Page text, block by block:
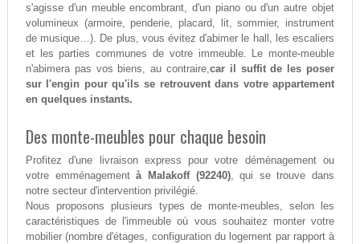
s'agisse d'un meuble encombrant, d'un piano ou d'un autre objet
volumineux (armoire, penderie, placard, lit, sommier, instrument
de musique…). De plus, vous évitez d'abimer le hall, les escaliers
et les parties communes de votre immeuble. Le monte-meuble
n'abimera pas vos biens, au contraire,car il suffit de les poser
sur l'engin pour qu'ils se retrouvent dans votre appartement
en quelques instants.
Des monte-meubles pour chaque besoin
Profitez d'une livraison express pour votre déménagement ou
votre emménagementà Malakoff (92240), qui se trouve dans
notre secteur d'intervention privilégié.
Nous proposons plusieurs types de monte-meubles, selon les
caractéristiques de l'immeuble où vous souhaitez monter votre
mobilier (nombre d'étages, configuration du logement par rapport à